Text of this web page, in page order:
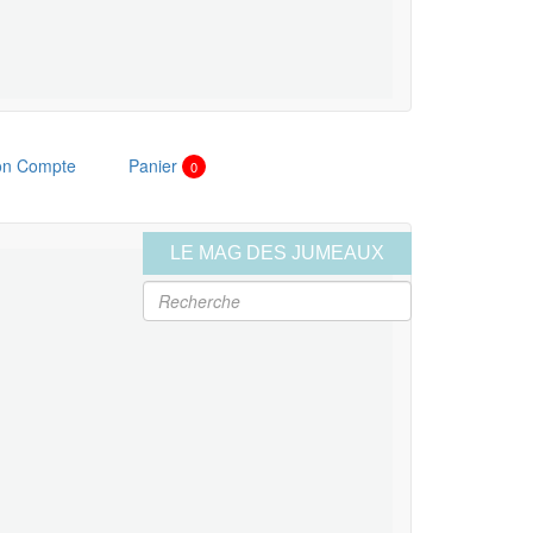
Compte Panier 0
LE MAG DES JUMEAUX